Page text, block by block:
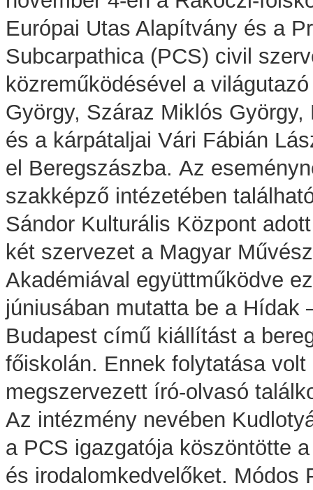
Európai Utas Alapítvány és a
Subcarpathica (PCS) civil
közreműködésével a
György, Száraz Miklós György,
és a kárpátaljai Vári Fábián
el Beregszászba. Az
szakképző intézetében
Sándor Kulturális Központ
két szervezet a Magyar
Akadémiával együttműködve
júniusában mutatta be a Hídak
Budapest című kiállítást a
főiskolán. Ennek folytatása volt
megszervezett író-olvasó
Az intézmény nevében
a PCS igazgatója köszöntötte
és irodalomkedvelőket. Módos